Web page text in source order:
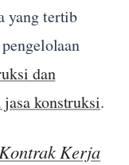
yang tertib
dan
konstruksi.
Kerja